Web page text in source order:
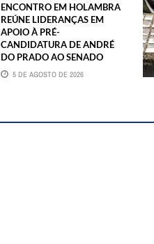
ENCONTRO EM HOLAMBRA
REÚNE LIDERANÇAS EM
APOIO À PRÉ-
CANDIDATURA DE ANDRÉ
DO PRADO AO SENADO
5 DE AGOSTO DE 2026